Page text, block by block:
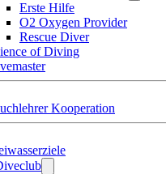
Erste Hilfe
O2 Oxygen Provider
Rescue Diver
of Diving
Kooperation